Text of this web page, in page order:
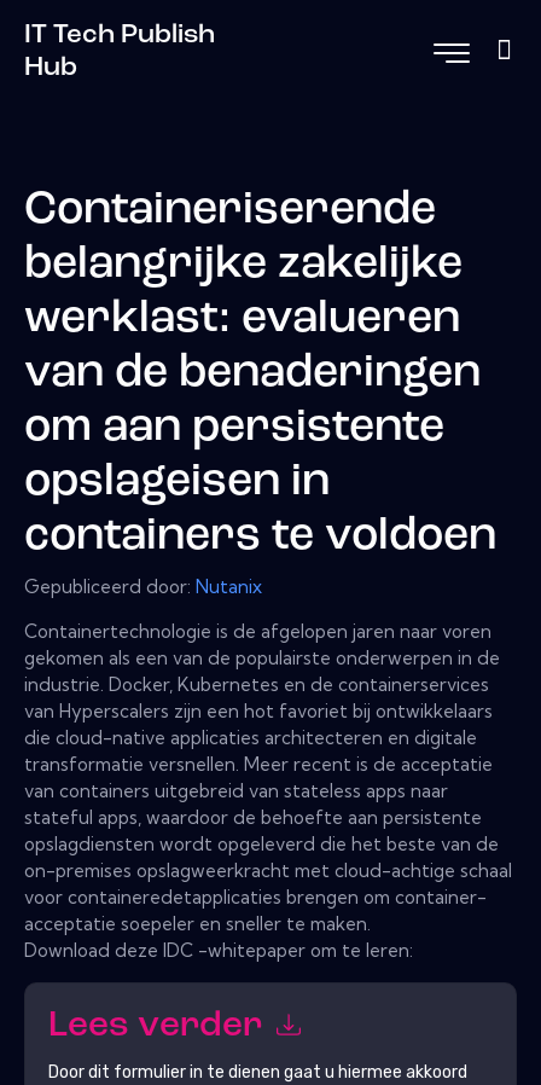
IT Tech Publish
Hub
Containeriserende
belangrijke zakelijke
werklast: evalueren
van de benaderingen
om aan persistente
opslageisen in
containers te voldoen
Gepubliceerd door: Nutanix
Containertechnologie is de afgelopen jaren naar voren
gekomen als een van de populairste onderwerpen in de
industrie. Docker, Kubernetes en de containerservices
van Hyperscalers zijn een hot favoriet bij ontwikkelaars
die cloud-native applicaties architecteren en digitale
transformatie versnellen. Meer recent is de acceptatie
van containers uitgebreid van stateless apps naar
stateful apps, waardoor de behoefte aan persistente
opslagdiensten wordt opgeleverd die het beste van de
on-premises opslagweerkracht met cloud-achtige schaal
voor containeredetapplicaties brengen om container-
acceptatie soepeler en sneller te maken.
Download deze IDC -whitepaper om te leren:
Lees verder
Door dit formulier in te dienen gaat u hiermee akkoord